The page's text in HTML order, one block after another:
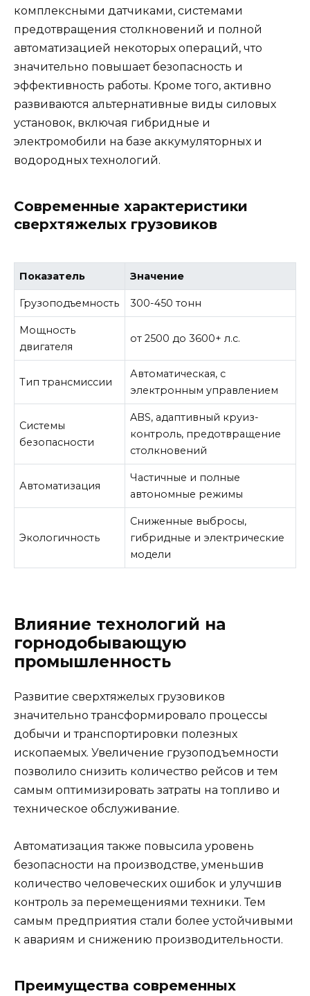
комплексными датчиками, системами
предотвращения столкновений и полной
автоматизацией некоторых операций, что
значительно повышает безопасность и
эффективность работы. Кроме того, активно
развиваются альтернативные виды силовых
установок, включая гибридные и
электромобили на базе аккумуляторных и
водородных технологий.
Современные характеристики
сверхтяжелых грузовиков
Показатель Значение
Грузоподъемность 300-450 тонн
Мощность
двигателя
от 2500 до 3600+ л.с.
Тип трансмиссии
Автоматическая, с
электронным управлением
Системы
безопасности
ABS, адаптивный круиз-
контроль, предотвращение
столкновений
Автоматизация
Частичные и полные
автономные режимы
Экологичность
Сниженные выбросы,
гибридные и электрические
модели
Влияние технологий на
горнодобывающую
промышленность
Развитие сверхтяжелых грузовиков
значительно трансформировало процессы
добычи и транспортировки полезных
ископаемых. Увеличение грузоподъемности
позволило снизить количество рейсов и тем
самым оптимизировать затраты на топливо и
техническое обслуживание.
Автоматизация также повысила уровень
безопасности на производстве, уменьшив
количество человеческих ошибок и улучшив
контроль за перемещениями техники. Тем
самым предприятия стали более устойчивыми
к авариям и снижению производительности.
Преимущества современных